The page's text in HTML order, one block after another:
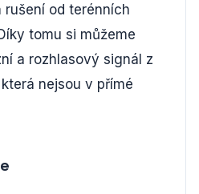
rušení od terénních
tomu si můžeme
a rozhlasový signál z
nejsou v přímé